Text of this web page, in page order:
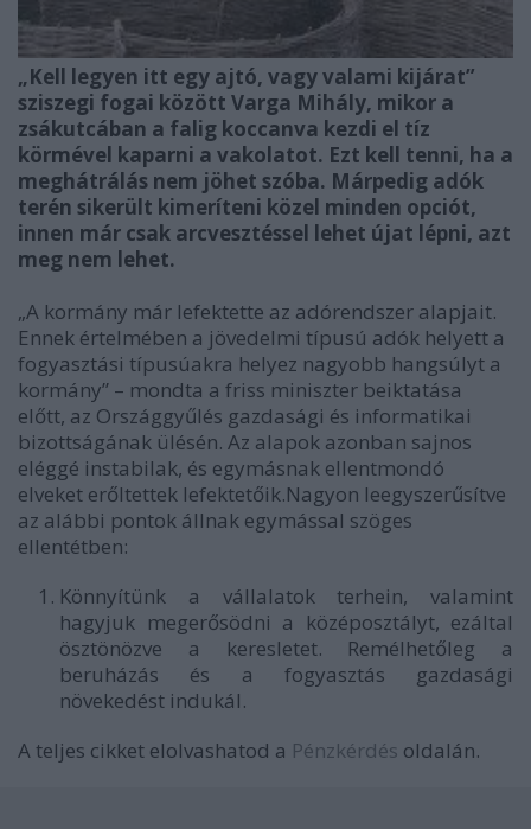
„Kell legyen itt egy ajtó, vagy valami kijárat”
sziszegi fogai között Varga Mihály, mikor a
zsákutcában a falig koccanva kezdi el tíz
körmével kaparni a vakolatot. Ezt kell tenni, ha a
meghátrálás nem jöhet szóba. Márpedig adók
terén sikerült kimeríteni közel minden opciót,
innen már csak arcvesztéssel lehet újat lépni, azt
meg nem lehet.
„A kormány már lefektette az adórendszer alapjait.
Ennek értelmében a jövedelmi típusú adók helyett a
fogyasztási típusúakra helyez nagyobb hangsúlyt a
kormány” – mondta a friss miniszter beiktatása
előtt, az Országgyűlés gazdasági és informatikai
bizottságának ülésén. Az alapok azonban sajnos
eléggé instabilak, és egymásnak ellentmondó
elveket erőltettek lefektetőik.Nagyon leegyszerűsítve
az alábbi pontok állnak egymással szöges
ellentétben:
Könnyítünk a vállalatok terhein, valamint
hagyjuk megerősödni a középosztályt, ezáltal
ösztönözve a keresletet. Remélhetőleg a
beruházás és a fogyasztás gazdasági
növekedést indukál.
A teljes cikket elolvashatod a Pénzkérdés oldalán.